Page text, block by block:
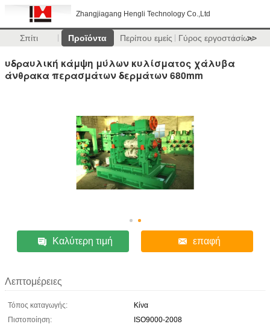
Zhangjiagang Hengli Technology Co.,Ltd
Σπίτι Προϊόντα Περίπου εμείς Γύρος εργοστασίων
>>
υδραυλική κάμψη μύλων κυλίσματος χάλυβα
άνθρακα περασμάτων δερμάτων 680mm
Καλύτερη τιμή επαφή
Λεπτομέρειες
Τόπος καταγωγής:
Κίνα
Πιστοποίηση:
ISO9000-2008